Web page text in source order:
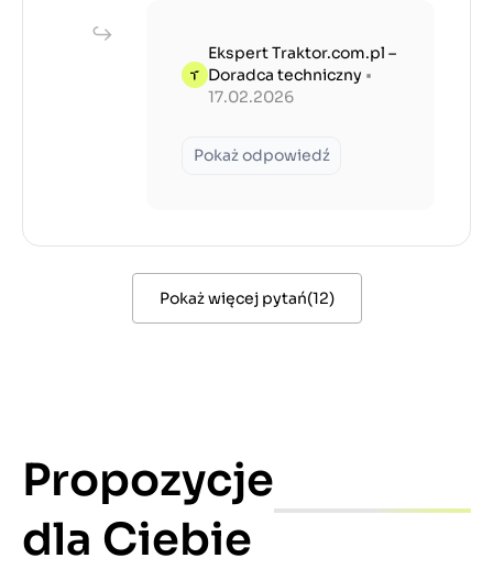
Ekspert Traktor.com.pl –
Doradca techniczny •
17.02.2026
Pokaż odpowiedź
Pokaż więcej pytań(12)
Propozycje
dla Ciebie